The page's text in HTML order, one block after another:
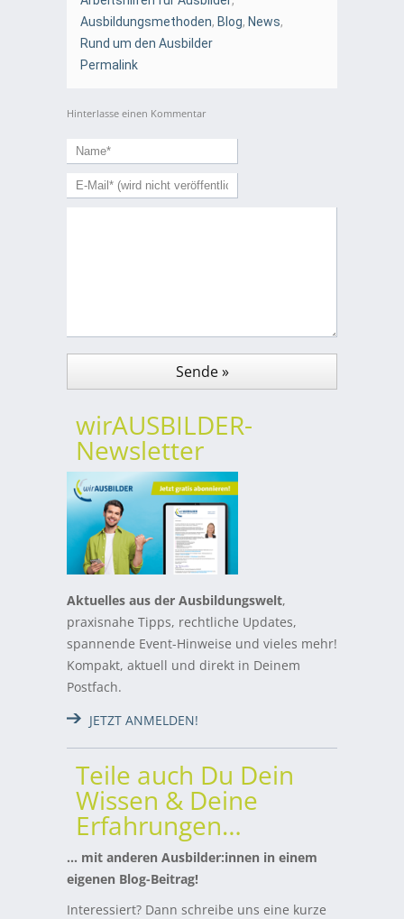
Ausbildungsmethoden, Blog, News,
Rund um den Ausbilder
Permalink
Hinterlasse einen Kommentar
wirAUSBILDER-
Newsletter
Aktuelles aus der Ausbildungswelt,
praxisnahe Tipps, rechtliche Updates,
spannende Event-Hinweise und vieles mehr!
Kompakt, aktuell und direkt in Deinem
Postfach.
JETZT ANMELDEN!
Teile auch Du Dein
Wissen & Deine
Erfahrungen…
… mit anderen Ausbilder:innen in einem
eigenen Blog-Beitrag!
Interessiert? Dann schreibe uns eine kurze